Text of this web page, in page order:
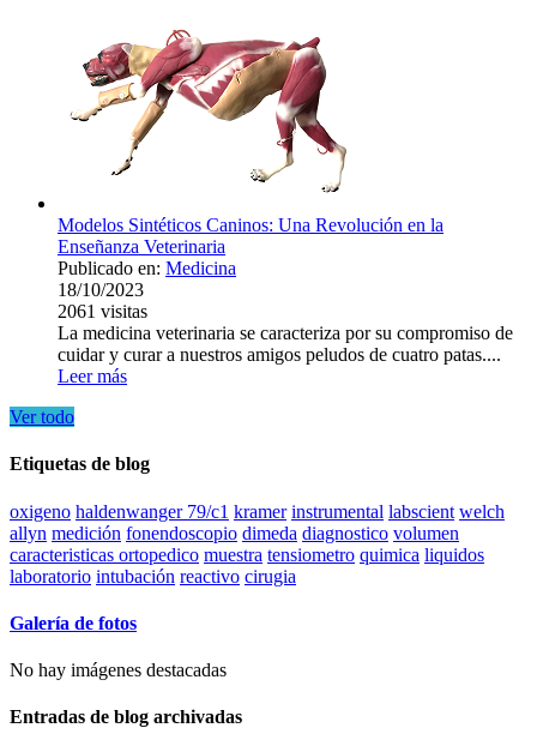
Modelos Sintéticos Caninos: Una Revolución en la
Enseñanza Veterinaria
Publicado en: Medicina
18/10/2023
2061 visitas
La medicina veterinaria se caracteriza por su compromiso de
cuidar y curar a nuestros amigos peludos de cuatro patas....
Leer más
Ver todo
Etiquetas de blog
oxigeno haldenwanger 79/c1 kramer instrumental labscient welch
allyn medición fonendoscopio dimeda diagnostico volumen
caracteristicas ortopedico muestra tensiometro quimica liquidos
laboratorio intubación reactivo cirugia
Galería de fotos
No hay imágenes destacadas
Entradas de blog archivadas